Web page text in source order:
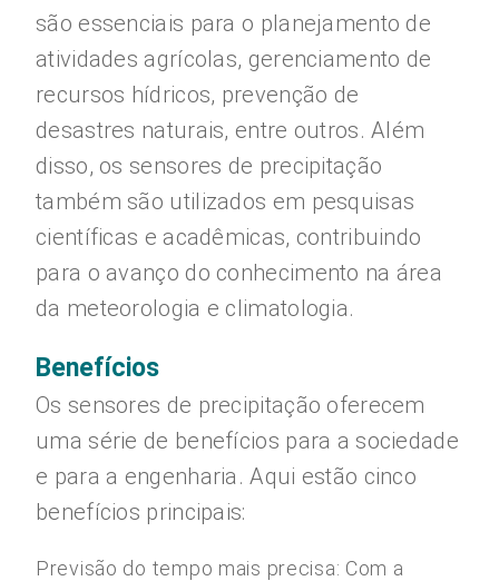
são essenciais para o planejamento de
atividades agrícolas, gerenciamento de
recursos hídricos, prevenção de
desastres naturais, entre outros. Além
disso, os sensores de precipitação
também são utilizados em pesquisas
científicas e acadêmicas, contribuindo
para o avanço do conhecimento na área
da meteorologia e climatologia.
Benefícios
Os sensores de precipitação oferecem
uma série de benefícios para a sociedade
e para a engenharia. Aqui estão cinco
benefícios principais:
Previsão do tempo mais precisa: Com a